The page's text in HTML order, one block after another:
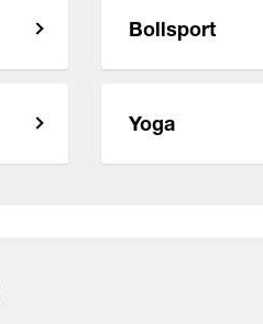
Bollsport
Yoga